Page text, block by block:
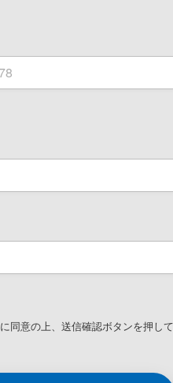
に同意の上、送信確認ボタンを押し